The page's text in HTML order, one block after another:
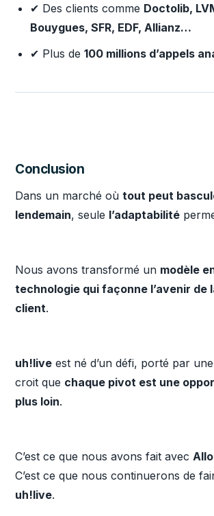
✔ Des clients comme Doctolib,
Bouygues, SFR, EDF, Allianz…
✔ Plus de100 millions d’appels
Conclusion
Dans un marché oùtout peut
lendemain, seule l’adaptabilité
Nous avons transformé un modèle
technologie qui façonne l’avenir de
client.
uh!live est né d’un défi, porté par
croit que chaque pivot est une
plus loin.
C’est ce que nous avons fait avec
C’est ce que nous continuerons de
uh!live.